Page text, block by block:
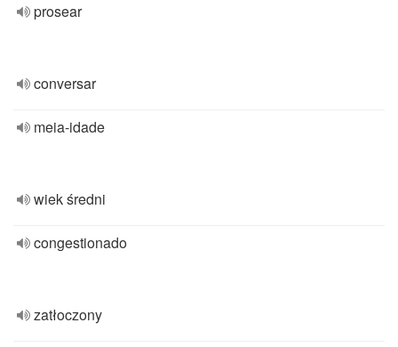
prosear
conversar
meia-idade
wiek średni
congestionado
zatłoczony